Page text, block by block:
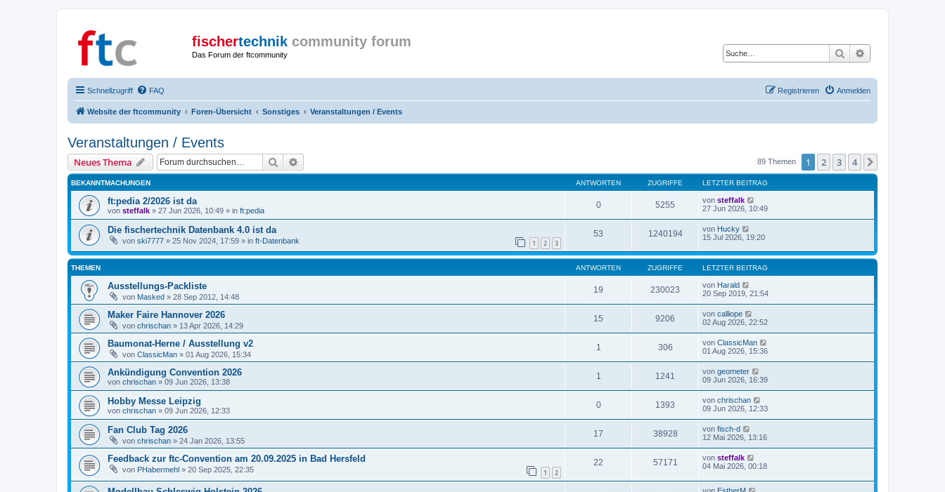
fischertechnik community forum
Das Forum der ftcommunity Suche
Schnellzugriff FAQ Anmelden
Registrieren
Website der ftcommunity Foren-Übersicht Sonstiges Veranstaltungen / Events
Veranstaltungen / Events
Neues Thema Suche 89 Themen 1 2 3 4
BEKANNTMACHUNGEN ANTWORTEN ZUGRIFFE LETZTER BEITRAG
ft:pedia 2/2026 ist da
von steffalk » 27 Jun 2026, 10:49 » in ft:pedia
0 5255 von steffalk
27 Jun 2026, 10:49
Die fischertechnik Datenbank 4.0 ist da
von ski7777 » 25 Nov 2024, 17:59 » in ft-Datenbank 1 2 3
53 1240194 von Hucky
15 Jul 2026, 19:20
THEMEN ANTWORTEN ZUGRIFFE LETZTER BEITRAG
Ausstellungs-Packliste
von Masked » 28 Sep 2012, 14:48
19 230023 von Harald
20 Sep 2019, 21:54
Maker Faire Hannover 2026
von chrischan » 13 Apr 2026, 14:29
15 9206 von calliope
02 Aug 2026, 22:52
Baumonat-Herne / Ausstellung v2
von ClassicMan » 01 Aug 2026, 15:34
1 306 von ClassicMan
01 Aug 2026, 15:36
Ankündigung Convention 2026
von chrischan » 09 Jun 2026, 13:38
1 1241 von geometer
09 Jun 2026, 16:39
Hobby Messe Leipzig
von chrischan » 09 Jun 2026, 12:33
0 1393 von chrischan
09 Jun 2026, 12:33
Fan Club Tag 2026
von chrischan » 24 Jan 2026, 13:55
17 38928 von fisch-d
12 Mai 2026, 13:16
Feedback zur ftc-Convention am 20.09.2025 in Bad Hersfeld
von PHabermehl » 20 Sep 2025, 22:35 1 2
22 57171 von steffalk
04 Mai 2026, 00:18